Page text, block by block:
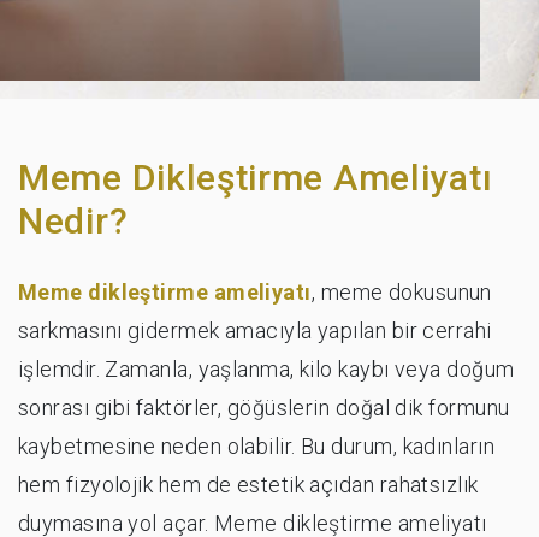
Meme Dikleştirme Ameliyatı
Nedir?
Meme dikleştirme ameliyatı, meme dokusunun
sarkmasını gidermek amacıyla yapılan bir cerrahi
işlemdir. Zamanla, yaşlanma, kilo kaybı veya doğum
sonrası gibi faktörler, göğüslerin doğal dik formunu
kaybetmesine neden olabilir. Bu durum, kadınların
hem fizyolojik hem de estetik açıdan rahatsızlık
duymasına yol açar. Meme dikleştirme ameliyatı